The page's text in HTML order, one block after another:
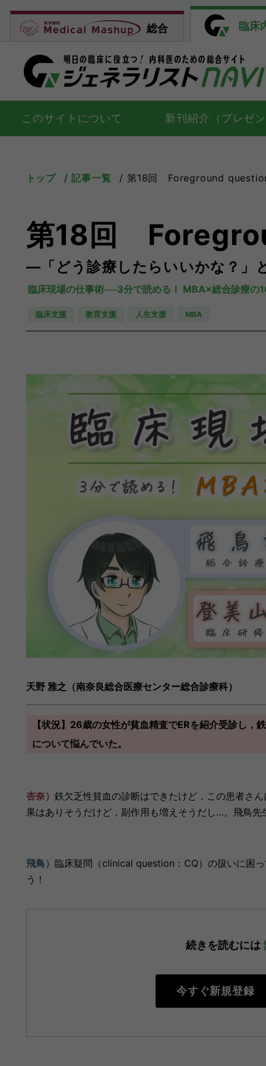
総合 臨床
このサイトについて 新刊紹介（プレゼン
トップ 記事一覧 第18回 Foreground
第18回
―「どう診療したらいいかな？」
臨床現場の仕事術──3分で読める！ MBA×総合診療の
臨床支援 教育支援 人生支援 MBA
天野 雅之（南奈良総合医療センター総合診療科）
【状況】26歳の女性が貧血精査でERを紹介受診し
について悩んでいた。
杏奈） 鉄欠乏性貧血の診断はできたけど，この患者さ
果はありそうだけど，副作用も増えそうだし…。飛鳥
飛鳥） 臨床疑問（clinical question：CQ）の扱いに困
う！
続きを読むには
今すぐ新規登録